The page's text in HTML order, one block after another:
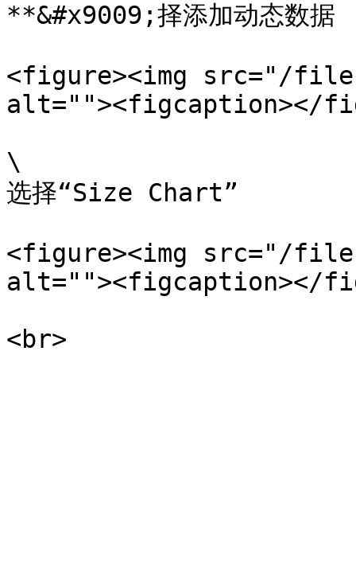
**&#x9009;择添加动态数据
<figure><img src="/
alt=""><figcaption></
\
选择“Size Chart”
<figure><img src="/
alt=""><figcaption></